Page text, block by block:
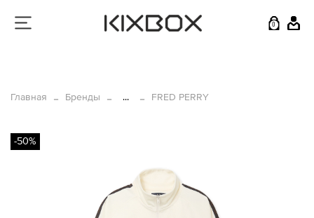
0
Главная Бренды ... FRED PERRY
-50%